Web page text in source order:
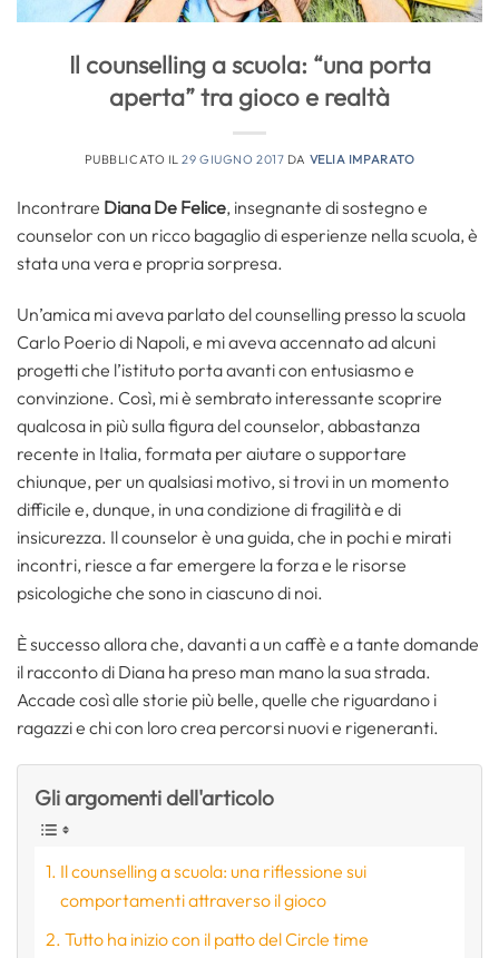
Il counselling a scuola: “una porta
aperta” tra gioco e realtà
PUBBLICATO IL29 GIUGNO 2017 DA VELIA IMPARATO
Incontrare Diana De Felice, insegnante di sostegno e
counselor con un ricco bagaglio di esperienze nella scuola, è
stata una vera e propria sorpresa.
Un’amica mi aveva parlato del counselling presso la scuola
Carlo Poerio di Napoli, e mi aveva accennato ad alcuni
progetti che l’istituto porta avanti con entusiasmo e
convinzione. Così, mi è sembrato interessante scoprire
qualcosa in più sulla figura del counselor, abbastanza
recente in Italia, formata per aiutare o supportare
chiunque, per un qualsiasi motivo, si trovi in un momento
difficile e, dunque, in una condizione di fragilità e di
insicurezza. Il counselor è una guida, che in pochi e mirati
incontri, riesce a far emergere la forza e le risorse
psicologiche che sono in ciascuno di noi.
È successo allora che, davanti a un caffè e a tante domande
il racconto di Diana ha preso man mano la sua strada.
Accade così alle storie più belle, quelle che riguardano i
ragazzi e chi con loro crea percorsi nuovi e rigeneranti.
Gli argomenti dell'articolo
Il counselling a scuola: una riflessione sui
comportamenti attraverso il gioco
Tutto ha inizio con il patto del Circle time